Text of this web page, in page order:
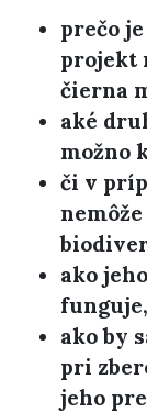
prečo
projekt
čierna
aké
možno
či v
ako
funguje,
ako by
pri
jeho